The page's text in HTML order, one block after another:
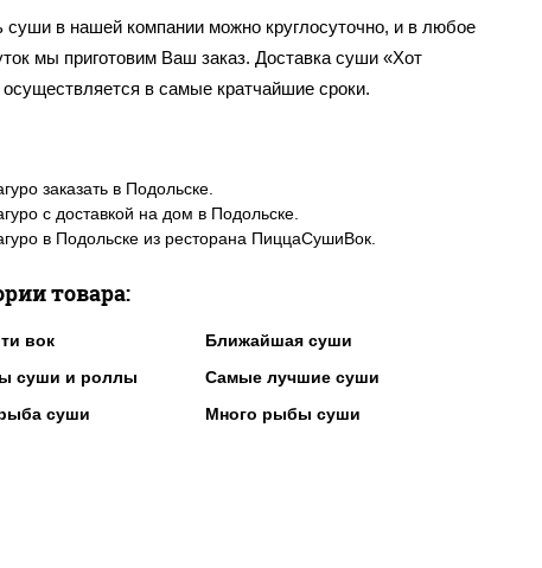
суши в нашей компании можно круглосуточно, и в любое
мы приготовим Ваш заказ. Доставка суши «Хот
в самые кратчайшие сроки.
заказать в Подольске.
с доставкой на дом в Подольске.
в Подольске из ресторана ПиццаСушиВок.
товара:
вок
Ближайшая суши
суши и роллы
Самые лучшие суши
суши
Много рыбы суши